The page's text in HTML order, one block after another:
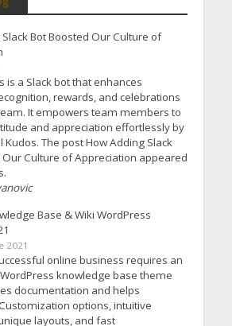
Bot Boosted Our Culture of
is a Slack bot that enhances
rewards, and celebrations
It empowers team members to
and appreciation effortlessly by
Kudos. The post How Adding Slack
Our Culture of Appreciation appeared
Base & Wiki WordPress
2021
online business requires an
knowledge base theme
documentation and helps
options, intuitive
layouts, and fast